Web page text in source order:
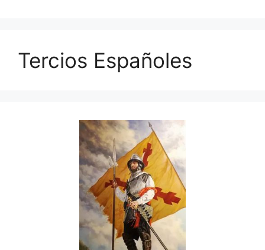
Tercios Españoles